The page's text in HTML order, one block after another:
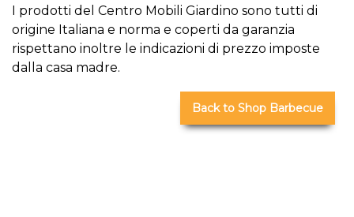
I prodotti del Centro Mobili Giardino sono tutti di
origine Italiana e norma e coperti da garanzia
rispettano inoltre le indicazioni di prezzo imposte
dalla casa madre.
Back to Shop Barbecue